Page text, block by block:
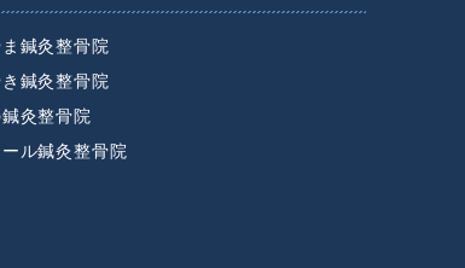
鍼灸整骨院
鍼灸整骨院
灸整骨院
ル鍼灸整骨院